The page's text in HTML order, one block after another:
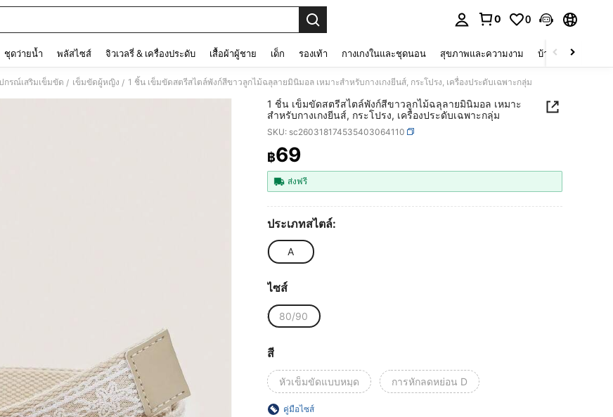
0 0
ชุดว่ายน้ำ พลัสไซส์ จิวเวลรี่ & เครื่องประดับ เสื้อผ้าผู้ชาย เด็ก รองเท้า กางเกงในและชุดนอน สุขภาพและความงาม บ้านและที่อยู่อาศัย
กรณ์เสริมเข็มขัด / เข็มขัดผู้หญิง / 1 ชิ้น เข็มขัดสตรีสไตล์พังก์สีขาวลูกไม้ฉลุลายมินิมอล เหมาะสำหรับกางเกงยีนส์, กระโปรง, เครื่องประดับเฉพาะกลุ่ม
1 ชิ้น เข็มขัดสตรีสไตล์พังก์สีขาวลูกไม้ฉลุลายมินิมอล เหมาะ
สำหรับกางเกงยีนส์, กระโปรง, เครื่องประดับเฉพาะกลุ่ม
SKU: sc260318174535403064110
PRICE AND AVAILABILITY
฿69
ส่งฟรี
ประเภทสไตล์:
A
ไซส์
80/90
สี
หัวเข็มขัดแบบหมุด การหักลดหย่อน D
คู่มือไซส์